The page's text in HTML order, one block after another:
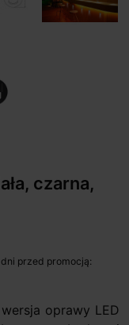
czarna,
przed promocją:
oprawy LED